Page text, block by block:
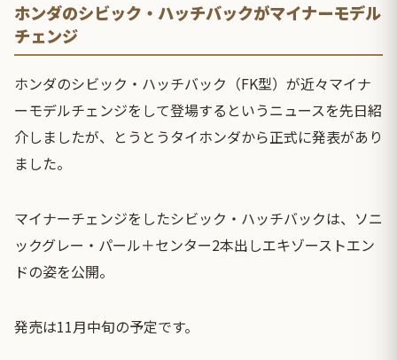
ホンダのシビック・ハッチバックがマイナーモデル
チェンジ
ホンダのシビック・ハッチバック（FK型）が近々マイナ
ーモデルチェンジをして登場するというニュースを先日紹
介しましたが、とうとうタイホンダから正式に発表があり
ました。
マイナーチェンジをしたシビック・ハッチバックは、ソニ
ックグレー・パール＋センター2本出しエキゾーストエン
ドの姿を公開。
発売は11月中旬の予定です。